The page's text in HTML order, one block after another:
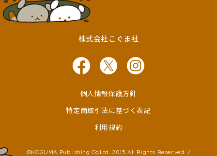
株式会社こぐま社
個人情報保護方針
特定商取引法に基づく表記
利用規約
©KOGUMA Publishing Co,Ltd. 2015 All Rights Reserved. /